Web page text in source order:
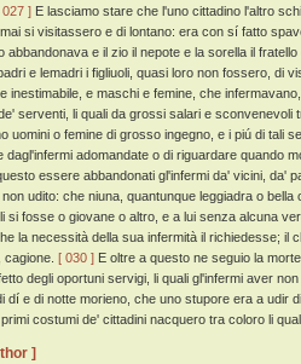
027 ] E lasciamo stare che l'uno cittadino l'altro
si visitassero e di lontano: era con sí fatto
abbandonava e il zio il nepote e la sorella il
e lemadri i figliuoli, quasi loro non fossero, di
inestimabile, e maschi e femine, che
serventi, li quali da grossi salari e
uomini o femine di grosso ingegno, e i piú di tali
dagl'infermi adomandate o di riguardare quando
essere abbandonati gl'infermi da' vicini, da'
udito: che niuna, quantunque leggiadra o
si fosse o giovane o altro, e a lui senza alcuna
la necessità della sua infermità il richiedesse; il
[ 030 ] E oltre a questo ne seguio la
degli oportuni servigi, li quali gl'infermi aver
dí e di notte morieno, che uno stupore era a udir
costumi de' cittadini nacquero tra coloro li
]